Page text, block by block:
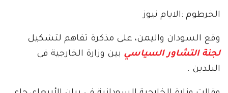
الخرطوم :الايام نيوز
وقع السودان واليمن، على مذكرة تفاهم لتشكيل
لجنة التشاور السياسي بين وزارة الخارجية فى
البلدين .